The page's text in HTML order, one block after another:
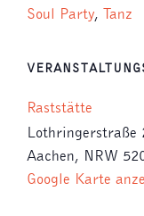
Soul Party, Tanz
Raststätte
Lothringerstraße
Aachen, NRW
Google Karte